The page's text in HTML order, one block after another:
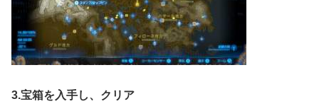
3.宝箱を入手し、クリア